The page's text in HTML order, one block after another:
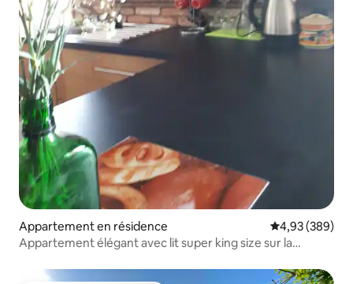
Appartement en résidence Évaluation
4,93 (389)
Appartement élégant avec lit super king size sur la